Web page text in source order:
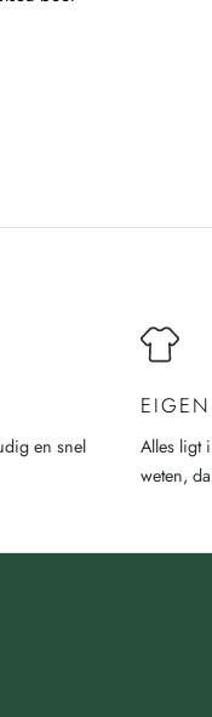
en snel
Alles ligt
weten,